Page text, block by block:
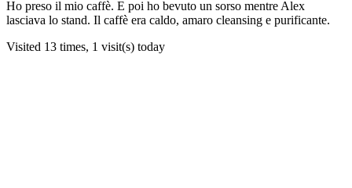
Ho preso il mio caffè. E poi ho bevuto un sorso mentre Alex
lasciava lo stand. Il caffè era caldo, amaro cleansing e purificante.
Visited 13 times, 1 visit(s) today